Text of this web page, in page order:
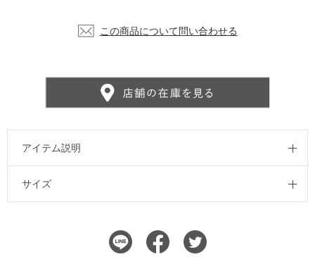
この商品について問い合わせる
アイテム説明
サイズ